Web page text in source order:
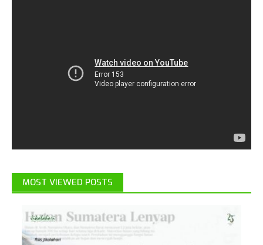
MOST VIEWED POSTS